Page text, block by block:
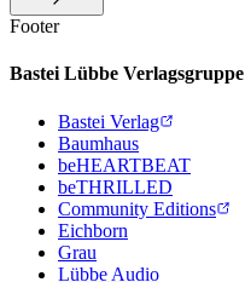
Footer
Bastei Lübbe Verlagsgruppe
Bastei Verlag
Baumhaus
beHEARTBEAT
beTHRILLED
Community Editions
Eichborn
Grau
Lübbe Audio